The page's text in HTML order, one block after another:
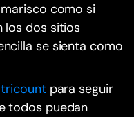
como si
los dos sitios
se sienta como
tricountpara seguir
todos puedan